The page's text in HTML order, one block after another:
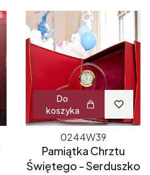
Do
koszyka
0244W39
Pamiątka Chrztu
Świętego - Serduszko